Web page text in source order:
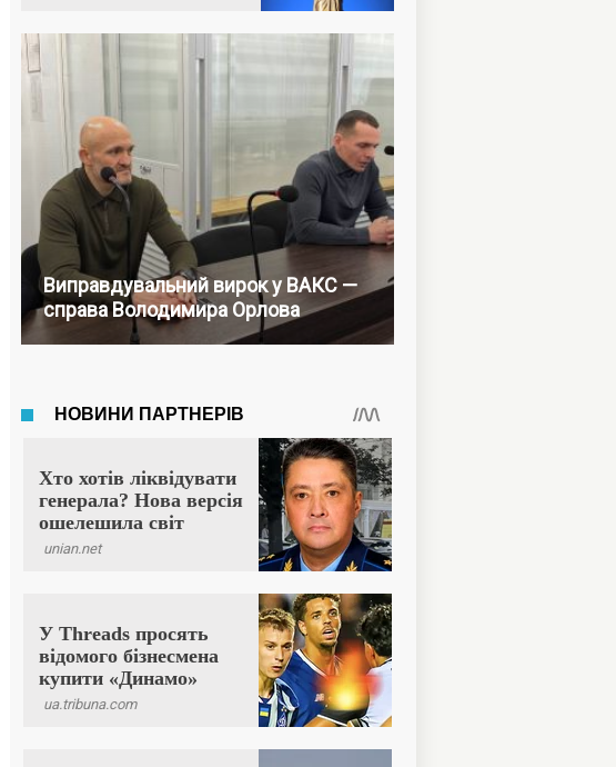
Виправдувальний вирок у ВАКС —
справа Володимира Орлова